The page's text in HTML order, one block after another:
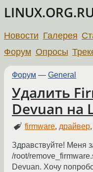
LINUX.ORG.RU
Новости Галерея
Форум Опросы
Форум — General
Удалить
Devuan на
firmware,драйвер,
Здравствуйте! Меня
/root/
Devuan. Хочу